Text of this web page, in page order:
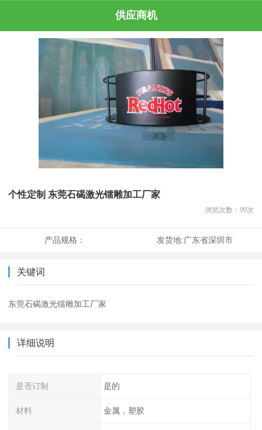
供应商机
个性定制 东莞石碣激光镭雕加工厂家
浏览次数： 99次
产品规格： 发货地:广东省深圳市
关键词
东莞石碣激光镭雕加工厂家
详细说明
是否订制 是的
材料 金属，塑胶